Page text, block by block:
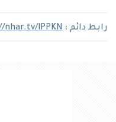
رابط دائم : nhar.tv/lPPKN